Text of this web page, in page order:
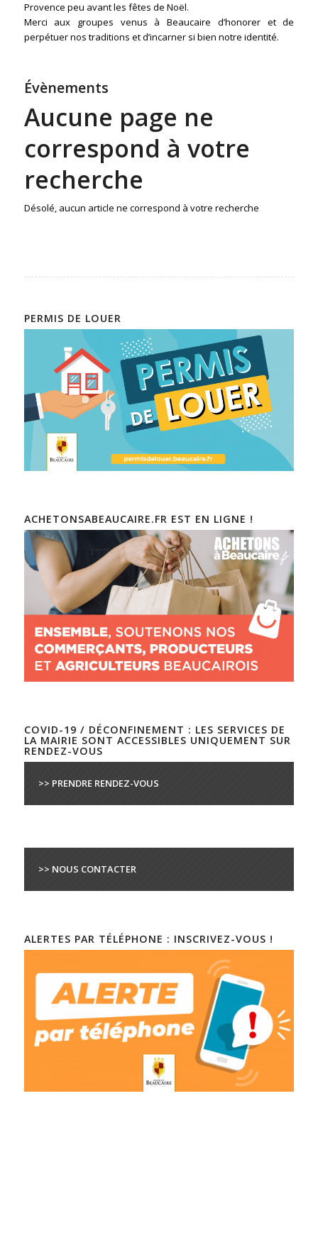
Provence peu avant les fêtes de Noël.
Merci aux groupes venus à Beaucaire d’honorer et de
perpétuer nos traditions et d’incarner si bien notre identité.
Évènements
Aucune page ne
correspond à votre
recherche
Désolé, aucun article ne correspond à votre recherche
PERMIS DE LOUER
ACHETONSABEAUCAIRE.FR EST EN LIGNE !
COVID-19 / DÉCONFINEMENT : LES SERVICES DE
LA MAIRIE SONT ACCESSIBLES UNIQUEMENT SUR
RENDEZ-VOUS
>> PRENDRE RENDEZ-VOUS
>> NOUS CONTACTER
ALERTES PAR TÉLÉPHONE : INSCRIVEZ-VOUS !